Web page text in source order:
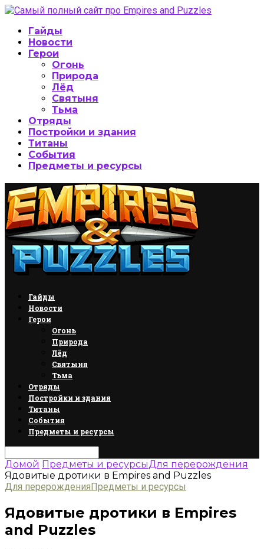
Гайды
Новости
Герои
Огонь
Природа
Лёд
Святыня
Тьма
Отряды
Постройки и здания
Титаны
События
Предметы и ресурсы
Гайды
Новости
Герои
Огонь
Природа
Лёд
Святыня
Тьма
Отряды
Постройки и здания
Титаны
События
Предметы и ресурсы
Домой Предметы и ресурсыДля перерождения
Ядовитые дротики в Empires and Puzzles
Для перерожденияПредметы и ресурсы
Ядовитые дротики в Empires
and Puzzles